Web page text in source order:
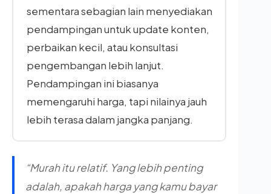
sementara sebagian lain menyediakan
pendampingan untuk update konten,
perbaikan kecil, atau konsultasi
pengembangan lebih lanjut.
Pendampingan ini biasanya
memengaruhi harga, tapi nilainya jauh
lebih terasa dalam jangka panjang.
“Murah itu relatif. Yang lebih penting
adalah, apakah harga yang kamu bayar